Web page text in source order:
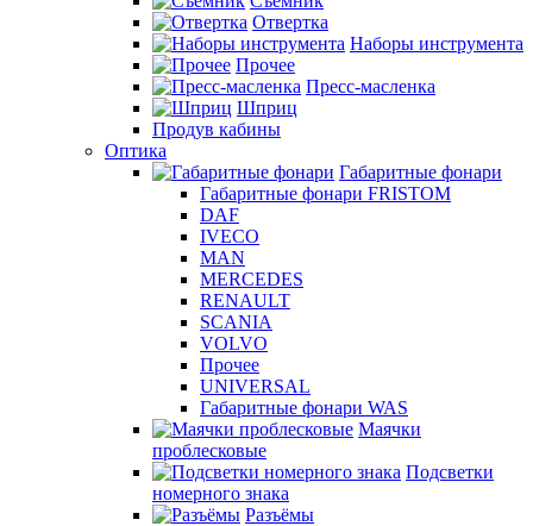
Отвертка
Наборы инструмента
Прочее
Пресс-масленка
Шприц
Продув кабины
Оптика
Габаритные фонари
Габаритные фонари FRISTOM
DAF
IVECO
MAN
MERCEDES
RENAULT
SCANIA
VOLVO
Прочее
UNIVERSAL
Габаритные фонари WAS
Маячки
проблесковые
Подсветки
номерного знака
Разъёмы